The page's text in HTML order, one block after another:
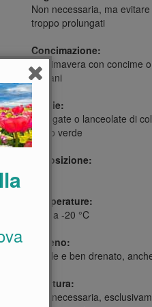
Non necessaria, ma
troppo prolungati
Concimazione:
In primavera con concime
giovani
Foglie:
Allungate o lanceolate di
grigio verde
Esposizione:
Temperature:
Fino a -20 °C
Terreno:
Fertile e ben drenato,
Potatura:
Non necessaria,